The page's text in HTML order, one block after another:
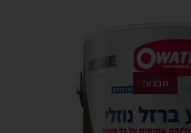
מבצע!